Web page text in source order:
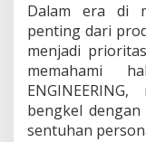
Dalam era di
penting dari
menjadi
memahami
bengkel
sentuhan